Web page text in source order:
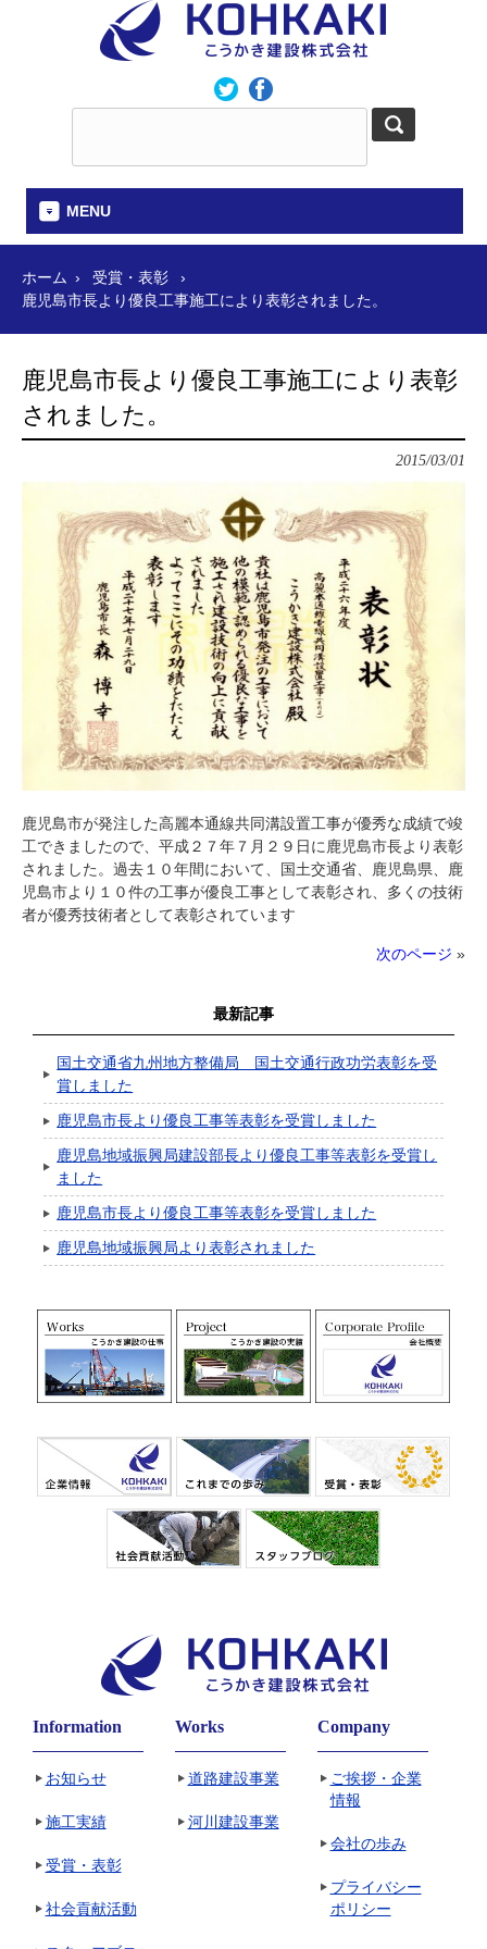
MENU
ホーム
受賞・表彰
鹿児島市長より優良工事施工により表彰されました。
鹿児島市長より優良工事施工により表彰
されました。
2015/03/01
鹿児島市が発注した高麗本通線共同溝設置工事が優秀な成績で竣
工できましたので、平成２７年７月２９日に鹿児島市長より表彰
されました。過去１０年間において、国土交通省、鹿児島県、鹿
児島市より１０件の工事が優良工事として表彰され、多くの技術
者が優秀技術者として表彰されています
次のページ »
最新記事
国土交通省九州地方整備局 国土交通行政功労表彰を受
賞しました
鹿児島市長より優良工事等表彰を受賞しました
鹿児島地域振興局建設部長より優良工事等表彰を受賞し
ました
鹿児島市長より優良工事等表彰を受賞しました
鹿児島地域振興局より表彰されました
Information
お知らせ
施工実績
受賞・表彰
社会貢献活動
Works
道路建設事業
河川建設事業
Company
ご挨拶・企業
情報
会社の歩み
プライバシー
ポリシー